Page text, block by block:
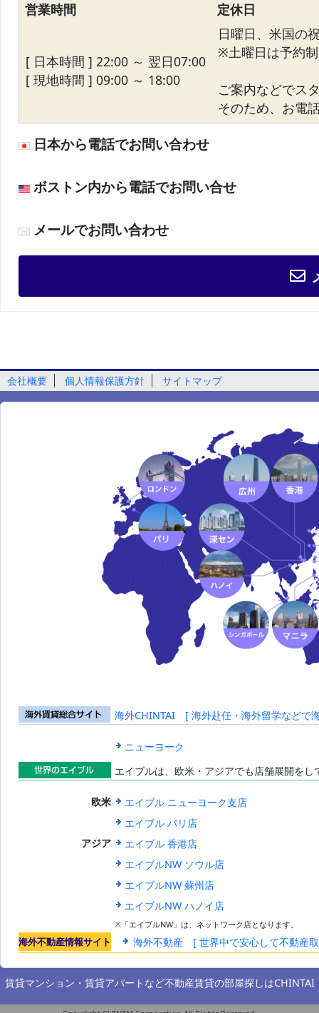
営業時間 定休日
[ 日本時間 ] 22:00 ～ 翌日07:00
[ 現地時間 ] 09:00 ～ 18:00
日曜日、米国の
※土曜日は予約制
ご案内などでス
そのため、お電
日本から電話でお問い合わせ
ボストン内から電話でお問い合せ
メールでお問い合わせ
会社概要 個人情報保護方針 サイトマップ
海外賃貸総合
海外CHINTAI [ 海外赴任・海外留学などで
ニューヨーク
世界のエイブ
エイブルは、欧米・アジアでも店舗展開を
欧米
エイブル ニューヨーク支店
エイブル パリ店
アジア
エイブル 香港店
エイブルNW ソウル店
エイブルNW 蘇州店
エイブルNW ハノイ店
※「エイブルNW」は、ネットワーク店となります。
海外不動産情報サイト 海外不動産 [ 世界中で安心して不動産
賃貸マンション・賃貸アパートなど不動産賃貸の部屋探しはCHINTAI